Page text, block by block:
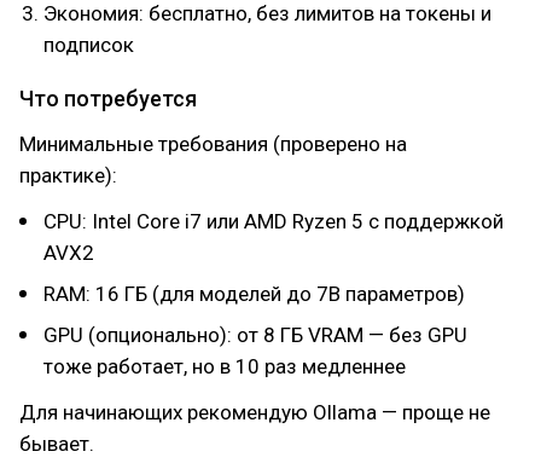
Экономия: бесплатно, без лимитов на токены и
подписок
Что потребуется
Минимальные требования (проверено на
практике):
CPU: Intel Core i7 или AMD Ryzen 5 с поддержкой
AVX2
RAM: 16 ГБ (для моделей до 7B параметров)
GPU (опционально): от 8 ГБ VRAM — без GPU
тоже работает, но в 10 раз медленнее
Для начинающих рекомендую Ollama — проще не
бывает.